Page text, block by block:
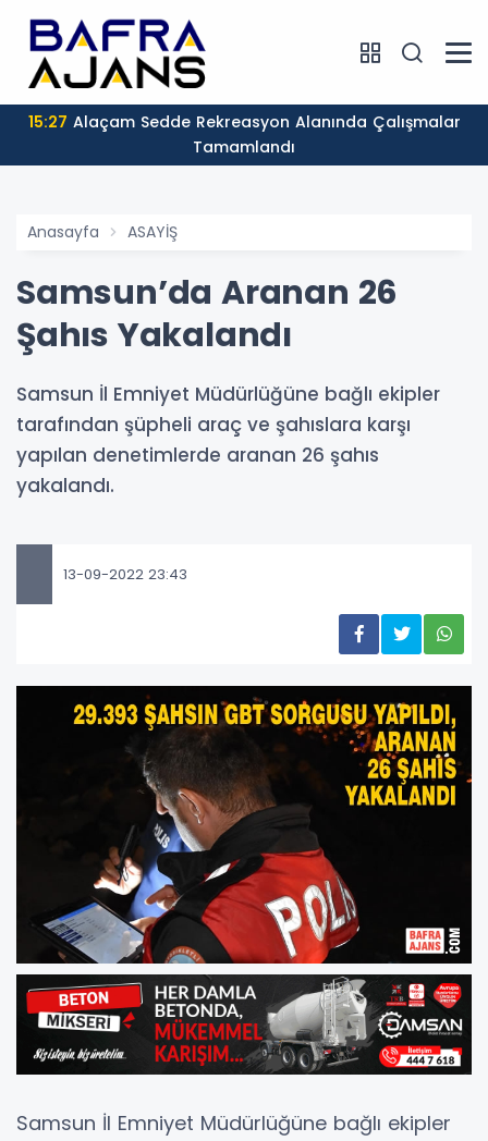
15:27
Tamamlandı
Anasayfa ASAYİŞ
Samsun’da Aranan 26
Şahıs Yakalandı
Samsun İl Emniyet Müdürlüğüne bağlı ekipler
tarafından şüpheli araç ve şahıslara karşı
yapılan denetimlerde aranan 26 şahıs
yakalandı.
13-09-2022 23:43
Samsun İl Emniyet Müdürlüğüne bağlı ekipler